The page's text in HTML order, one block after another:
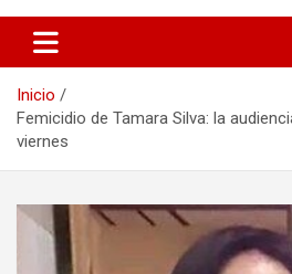
Inicio
Femicidio de Tamara Silva: la
viernes